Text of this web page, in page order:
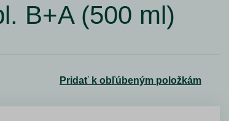
B+A (500 ml)
Pridať k obľúbeným položkám